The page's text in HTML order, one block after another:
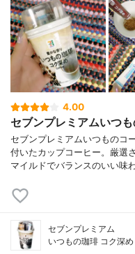
4.00
セブンプレミアムいつも
セブンプレミアムいつものコ
付いたカップコーヒー。厳選
マイルドでバランスのいい味
セブンプレミアム
いつもの珈琲 コク深め